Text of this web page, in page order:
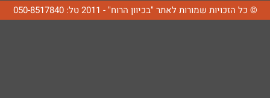
© כל הזכויות שמורות לאתר "בכיוון הרוח" - 2011 טל: 050-8517840